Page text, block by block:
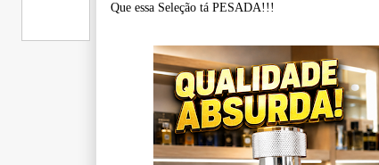
Que essa Seleção tá PESADA!!!